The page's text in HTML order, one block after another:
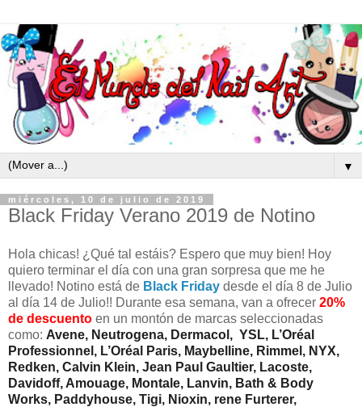
▼
miércoles, 10 de julio de 2019
Black Friday Verano 2019 de Notino
Hola chicas! ¿Qué tal estáis? Espero que muy bien! Hoy
quiero terminar el día con una gran sorpresa que me he
llevado! Notino está de Black Friday desde el día 8 de Julio
al día 14 de Julio!! Durante esa semana, van a ofrecer 20%
de descuento en un montón de marcas seleccionadas
como: Avene, Neutrogena, Dermacol, YSL, L’Oréal
Professionnel, L’Oréal Paris, Maybelline, Rimmel, NYX,
Redken, Calvin Klein, Jean Paul Gaultier, Lacoste,
Davidoff, Amouage, Montale, Lanvin, Bath & Body
Works, Paddyhouse, Tigi, Nioxin, rene Furterer,